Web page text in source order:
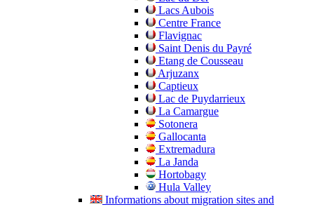
Lacs Aubois
Centre France
Flavignac
Saint Denis du Payré
Etang de Cousseau
Arjuzanx
Captieux
Lac de Puydarrieux
La Camargue
Sotonera
Gallocanta
Extremadura
La Janda
Hortobagy
Hula Valley
Informations about migration sites and